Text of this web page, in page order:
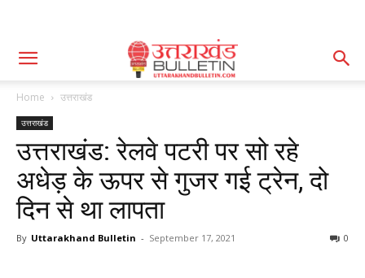
Home उत्तराखंड
उत्तराखंड
उत्तराखंड: रेलवे पटरी पर सो रहे
अधेड़ के ऊपर से गुजर गई ट्रेन, दो
दिन से था लापता
By Uttarakhand Bulletin - September 17, 2021 0